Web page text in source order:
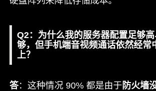
Q2：为什么我的服务器配置足够
够，但手机端音视频通话依然经常
上？
答：这种情况 90% 都是由于 防火墙